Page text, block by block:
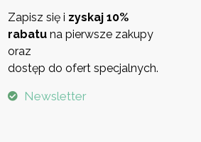
Zapisz się i zyskaj 10%
rabatu na pierwsze zakupy
oraz
dostęp do ofert specjalnych.
Newsletter